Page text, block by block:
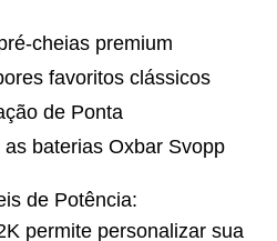
cheias premium
favoritos clássicos
de Ponta
baterias Oxbar Svopp
de Potência:
permite personalizar sua